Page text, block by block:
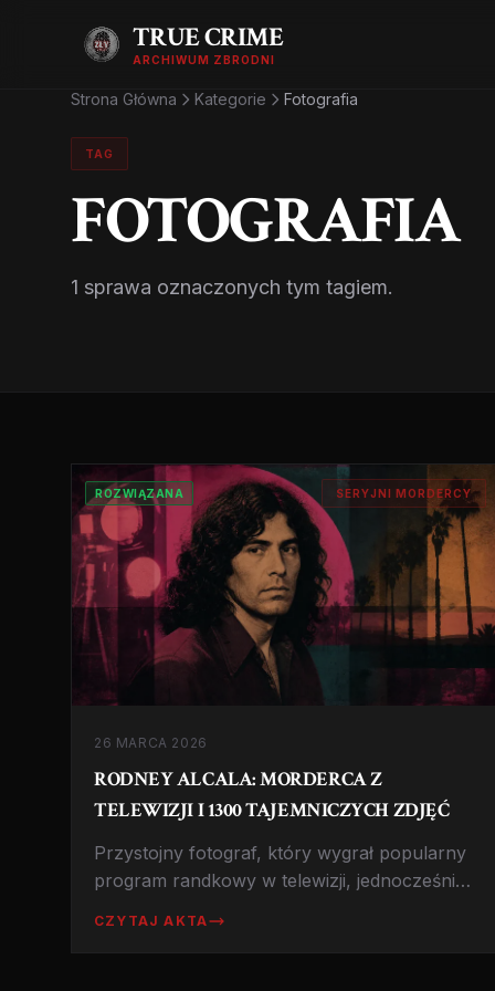
TRUE CRIME
ARCHIWUM ZBRODNI
Strona Główna Kategorie Fotografia
TAG
FOTOGRAFIA
1 sprawa oznaczonych tym tagiem.
ROZWIĄZANA SERYJNI MORDERCY
26 MARCA 2026
RODNEY ALCALA: MORDERCA Z
TELEWIZJI I 1300 TAJEMNICZYCH ZDJĘĆ
Przystojny fotograf, który wygrał popularny
program randkowy w telewizji, jednocześnie
CZYTAJ AKTA